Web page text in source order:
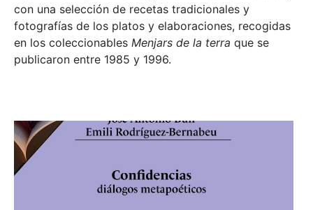
con una selección de recetas tradicionales y
fotografías de los platos y elaboraciones, recogidas
en los coleccionables Menjars de la terra que se
publicaron entre 1985 y 1996.